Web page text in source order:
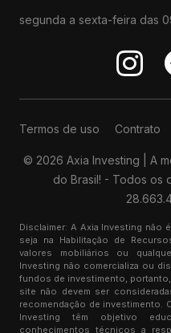
segunda a sexta-feira das
Termos de uso Contrato
© 2026 Axia Investing | A
do Brasil! - Todos os
Disclaimer: A Axia Investing não
seja na Habilitação de
valores mobiliários ou
Investing não comercializa ou
fundos de investimento,
site não devem ser
recomendação de investimento.
Investing têm objetivo
conhecimentos técnicos a